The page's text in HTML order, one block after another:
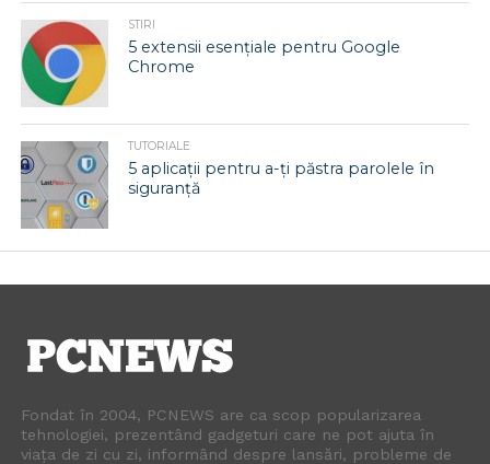
STIRI
5 extensii esențiale pentru Google
Chrome
TUTORIALE
5 aplicații pentru a-ți păstra parolele în
siguranță
Fondat în 2004, PCNEWS are ca scop popularizarea
tehnologiei, prezentând gadgeturi care ne pot ajuta în
viața de zi cu zi, informând despre lansări, probleme de